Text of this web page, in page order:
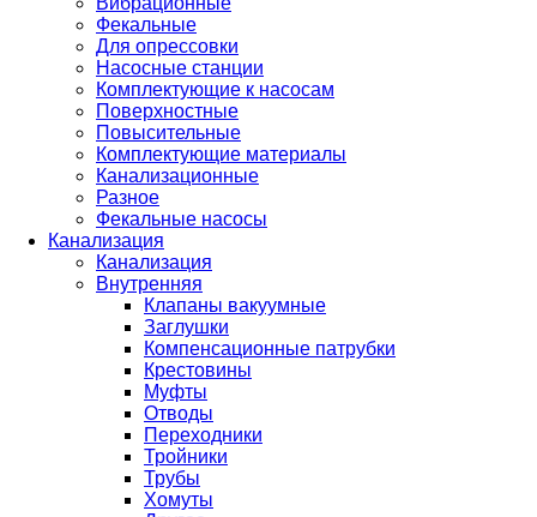
Фекальные
Для опрессовки
Насосные станции
Комплектующие к насосам
Поверхностные
Повысительные
Комплектующие материалы
Канализационные
Разное
Фекальные насосы
Канализация
Канализация
Внутренняя
Клапаны вакуумные
Заглушки
Компенсационные патрубки
Крестовины
Муфты
Отводы
Переходники
Тройники
Трубы
Хомуты